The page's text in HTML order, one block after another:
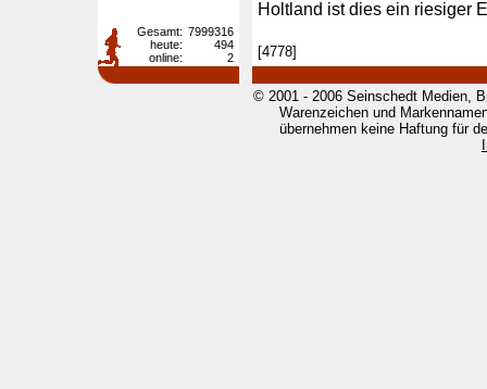
Holtland ist dies ein riesiger
[4778]
Gesamt: 7999316
heute:
494
online:
2
© 2001 - 2006 Seinschedt Medien,
Warenzeichen und
übernehmen keine Haftung für